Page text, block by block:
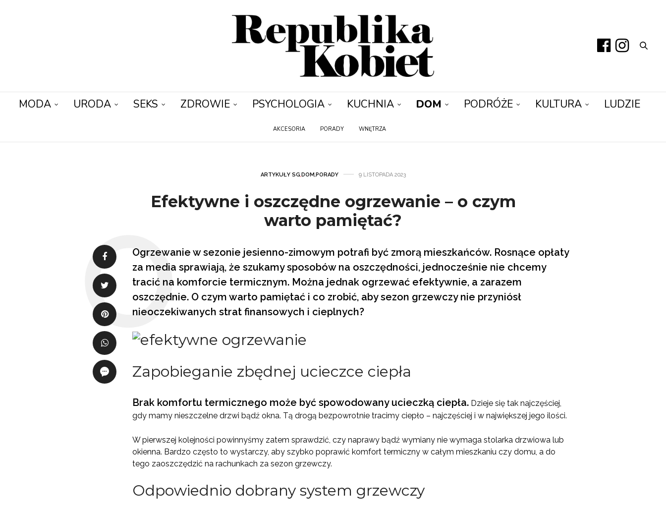
MODA URODA SEKS ZDROWIE PSYCHOLOGIA KUCHNIA DOM PODRÓŻE KULTURA LUDZIE
AKCESORIA PORADY WNĘTRZA
ARTYKUŁY SG,DOM,PORADY 9 LISTOPADA 2023
Efektywne i oszczędne ogrzewanie – o czym
warto pamiętać?
Ogrzewanie w sezonie jesienno-zimowym potrafi być zmorą mieszkańców. Rosnące opłaty
za media sprawiają, że szukamy sposobów na oszczędności, jednocześnie nie chcemy
tracić na komforcie termicznym. Można jednak ogrzewać efektywnie, a zarazem
oszczędnie. O czym warto pamiętać i co zrobić, aby sezon grzewczy nie przyniósł
nieoczekiwanych strat finansowych i cieplnych?
Zapobieganie zbędnej ucieczce ciepła
Brak komfortu termicznego może być spowodowany ucieczką ciepła. Dzieje się tak najczęściej,
gdy mamy nieszczelne drzwi bądź okna. Tą drogą bezpowrotnie tracimy ciepło – najczęściej i w największej jego ilości.
W pierwszej kolejności powinnyśmy zatem sprawdzić, czy naprawy bądź wymiany nie wymaga stolarka drzwiowa lub
okienna. Bardzo często to wystarczy, aby szybko poprawić komfort termiczny w całym mieszkaniu czy domu, a do
tego zaoszczędzić na rachunkach za sezon grzewczy.
Odpowiednio dobrany system grzewczy